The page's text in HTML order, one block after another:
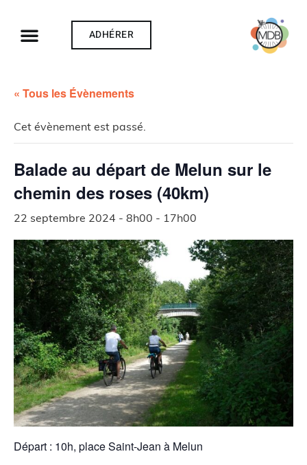
ADHÉRER
« Tous les Évènements
Cet évènement est passé.
Balade au départ de Melun sur le
chemin des roses (40km)
22 septembre 2024 - 8h00 - 17h00
Départ : 10h, place Saint-Jean à Melun